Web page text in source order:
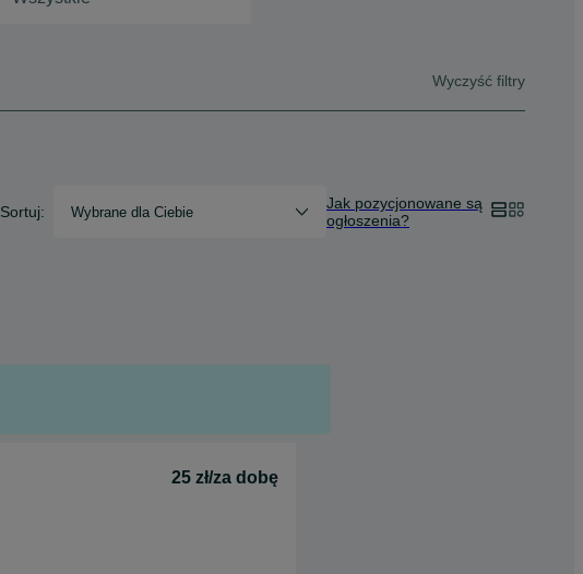
Wyczyść filtry
Sortuj: Wybrane dla Ciebie
Jak pozycjonowane są
ogłoszenia?
25 zł/za dobę